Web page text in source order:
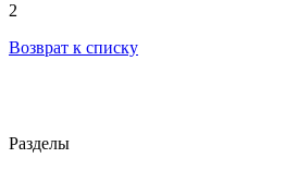
2
Возврат к списку
Разделы